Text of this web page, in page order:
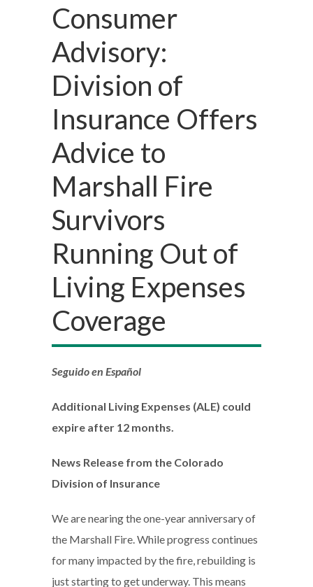
Consumer
Advisory:
Division of
Insurance Offers
Advice to
Marshall Fire
Survivors
Running Out of
Living Expenses
Coverage
Seguido en Español
Additional Living Expenses (ALE) could
expire after 12 months.
News Release from the Colorado
Division of Insurance
We are nearing the one-year anniversary of
the Marshall Fire. While progress continues
for many impacted by the fire, rebuilding is
just starting to get underway. This means